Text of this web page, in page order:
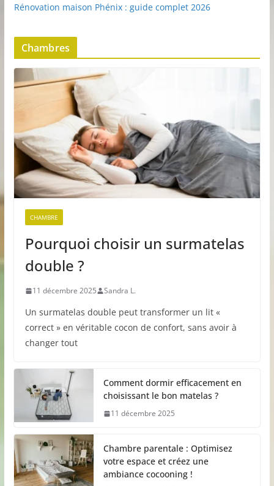
Rénovation maison Phénix : guide complet 2026
Chambres
CHAMBRE
Pourquoi choisir un surmatelas
double ?
11 décembre 2025 Sandra L.
Un surmatelas double peut transformer un lit «
correct » en véritable cocon de confort, sans avoir à
changer tout
Comment dormir efficacement en
choisissant le bon matelas ?
11 décembre 2025
Chambre parentale : Optimisez
votre espace et créez une
ambiance cocooning !